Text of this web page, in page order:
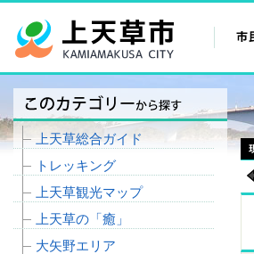
上天草総合ガイド
トレッキング
上天草観光マップ
上天草の「癒」
大矢野エリア